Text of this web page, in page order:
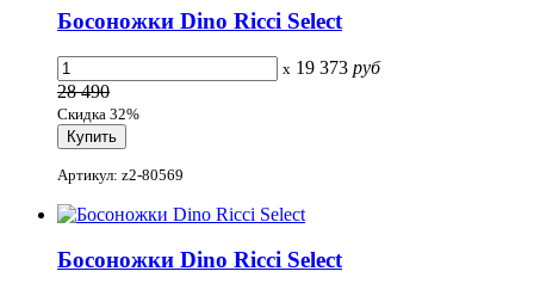
Босоножки Dino Ricci Select
x 19 373 руб
28 490
Скидка 32%
Артикул: z2-80569
Босоножки Dino Ricci Select